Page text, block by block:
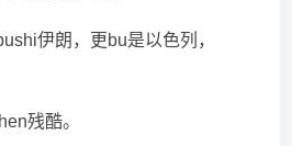
伊朗，更bu是以色列，
残酷。